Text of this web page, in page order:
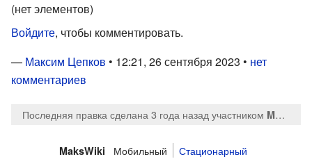
(нет элементов)
Войдите, чтобы комментировать.
— Максим Цепков • 12:21, 26 сентября 2023 • нет
комментариев
Последняя правка сделана 3 года назад участником MaksTsepkov
MaksWiki Мобильный Стационарный